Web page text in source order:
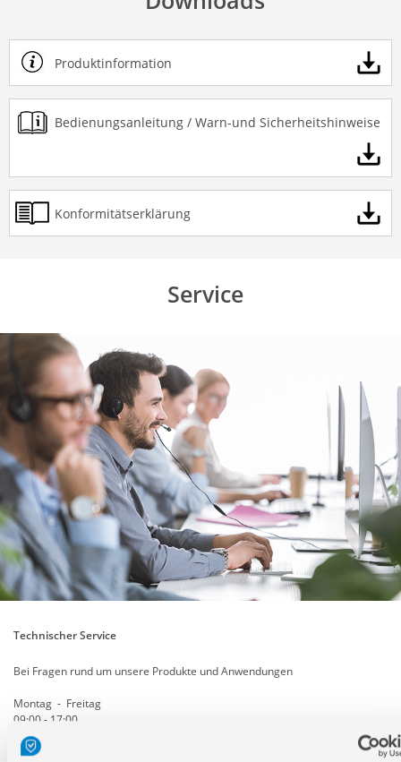
Produktinformation
Bedienungsanleitung / Warn-und Sicherheitshinweise
Konformitätserklärung
Service
Technischer Service
Bei Fragen rund um unsere Produkte und Anwendungen
Montag - Freitag
09:00 - 17:00
Samstag
Geschlossen